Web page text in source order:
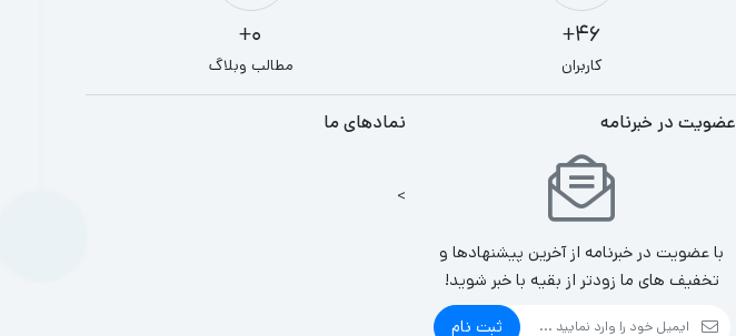
46+
کاربران
0+
مطالب وبلاگ
عضویت در خبرنامه
با عضویت در خبرنامه از آخرین پیشنهادها و
تخفیف های ما زودتر از بقیه با خبر شوید!
ثبت نام
نمادهای ما
>